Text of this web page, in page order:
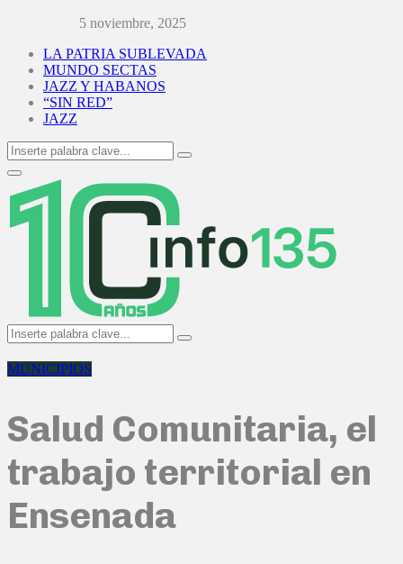
5 noviembre, 2025
LA PATRIA SUBLEVADA
MUNDO SECTAS
JAZZ Y HABANOS
“SIN RED”
JAZZ
Search
for:
Search
Primary
Menu
Search
for:
Search
MUNICIPIOS
Salud Comunitaria, el
trabajo territorial en
Ensenada